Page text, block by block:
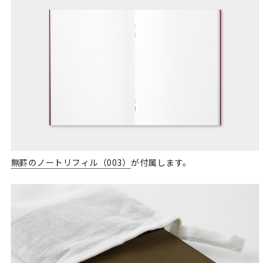
無罫のノートリフィル（003）が付属します。